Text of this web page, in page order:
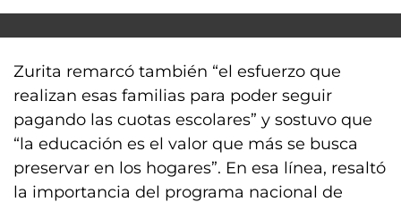
Zurita remarcó también “el esfuerzo que
realizan esas familias para poder seguir
pagando las cuotas escolares” y sostuvo que
“la educación es el valor que más se busca
preservar en los hogares”. En esa línea, resaltó
la importancia del programa nacional de